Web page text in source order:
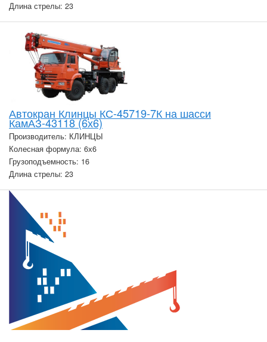
Длина стрелы: 23
Автокран Клинцы КС-45719-7К на шасси
КамАЗ-43118 (6х6)
Производитель: КЛИНЦЫ
Колесная формула: 6х6
Грузоподъемность: 16
Длина стрелы: 23